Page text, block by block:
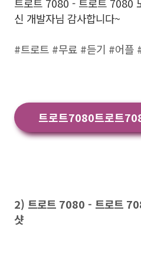
트로트 7080 - 트로트 7080
신 개발자님 감사합니다~
#트로트 #무료 #듣기 #어플
트로트7080트로트
2) 트로트 7080 - 트로트
샷